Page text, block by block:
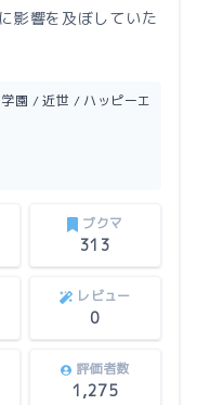
影響を及ぼしていた
園 / 近世 / ハッピーエ
ブクマ
313
レビュー
0
評価者数
1,275